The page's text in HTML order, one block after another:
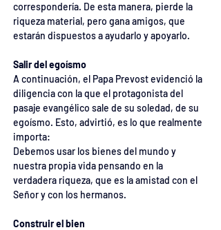
correspondería. De esta manera, pierde la
riqueza material, pero gana amigos, que
estarán dispuestos a ayudarlo y apoyarlo.
Salir del egoísmo
A continuación, el Papa Prevost evidenció la
diligencia con la que el protagonista del
pasaje evangélico sale de su soledad, de su
egoísmo. Esto, advirtió, es lo que realmente
importa:
Debemos usar los bienes del mundo y
nuestra propia vida pensando en la
verdadera riqueza, que es la amistad con el
Señor y con los hermanos.
Construir el bien